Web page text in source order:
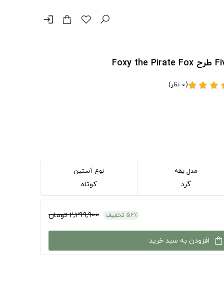
login
star
star
star(0 نظر)
مدل یقه
گرد
نوع آستین
کوتاه
52٪ تخفیف 2,299,900 تومان
افزودن به سبد خرید